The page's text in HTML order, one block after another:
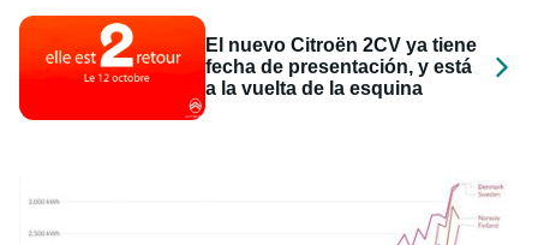
El nuevo Citroën 2CV ya tiene
fecha de presentación, y está
a la vuelta de la esquina